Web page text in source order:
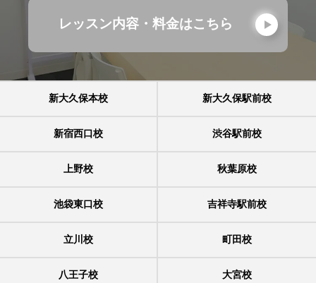
レッスン内容・料金はこちら
新大久保本校 新大久保駅前校
新宿西口校 渋谷駅前校
上野校 秋葉原校
池袋東口校 吉祥寺駅前校
立川校 町田校
八王子校 大宮校